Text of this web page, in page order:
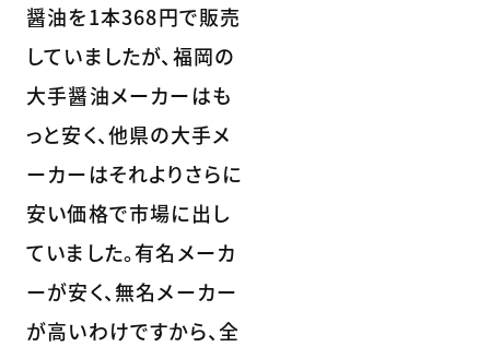
醤油を1本368円で販売
していましたが、福岡の
大手醤油メーカーはも
っと安く、他県の大手メ
ーカーはそれよりさらに
安い価格で市場に出し
ていました。有名メーカ
ーが安く、無名メーカー
が高いわけですから、全